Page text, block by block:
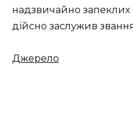
надзвичайно запеклих
дійсно заслужив
Джерело